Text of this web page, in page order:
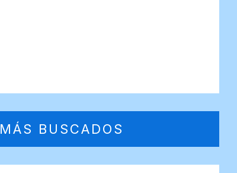
MÁS BUSCADOS